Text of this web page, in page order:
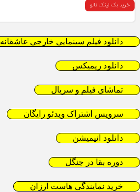
خرید بک لینک فالو
دانلود فیلم سینمایی خارجی عاشقانه
دانلود ریمیکس
تماشای فیلم و سریال
سرویس اشتراک ویدئو رایگان
دانلود انیمیشن
دوره بقا در جنگل
خرید نمایندگی هاست ارزان